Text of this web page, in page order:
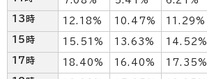
13時 12.18% 10.47% 11.29%
15時 15.51% 13.63% 14.52%
17時 18.40% 16.40% 17.35%